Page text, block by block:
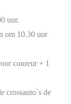
uur.
om 10.30 uur
coureur + 1
crossauto`s de